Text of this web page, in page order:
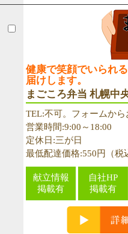
健康で笑顔でいられ
届けします。
まごころ弁当 札幌中
TEL:不可。フォームか
営業時間:9:00～18:00
定休日:三が日
最低配達価格:550円（税
献立情報
掲載有
自社HP
掲載有